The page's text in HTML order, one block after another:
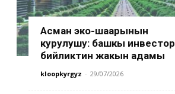
Асман эко-шаарынын
курулушу: башкы инвестор
бийликтин жакын адамы
kloopkyrgyz - 29/07/2026